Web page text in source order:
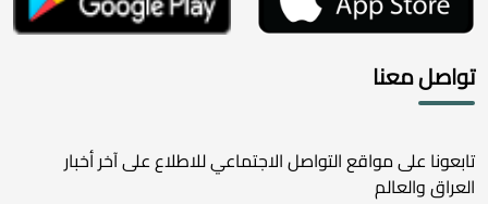
تواصل معنا
تابعونا على مواقع التواصل الاجتماعي للاطلاع على آخر أخبار
العراق والعالم